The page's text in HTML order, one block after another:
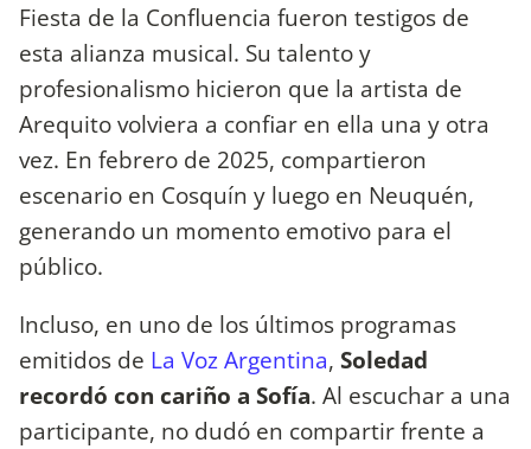
Fiesta de la Confluencia fueron testigos de
esta alianza musical. Su talento y
profesionalismo hicieron que la artista de
Arequito volviera a confiar en ella una y otra
vez. En febrero de 2025, compartieron
escenario en Cosquín y luego en Neuquén,
generando un momento emotivo para el
público.
Incluso, en uno de los últimos programas
emitidos de La Voz Argentina, Soledad
recordó con cariño a Sofía. Al escuchar a una
participante, no dudó en compartir frente a